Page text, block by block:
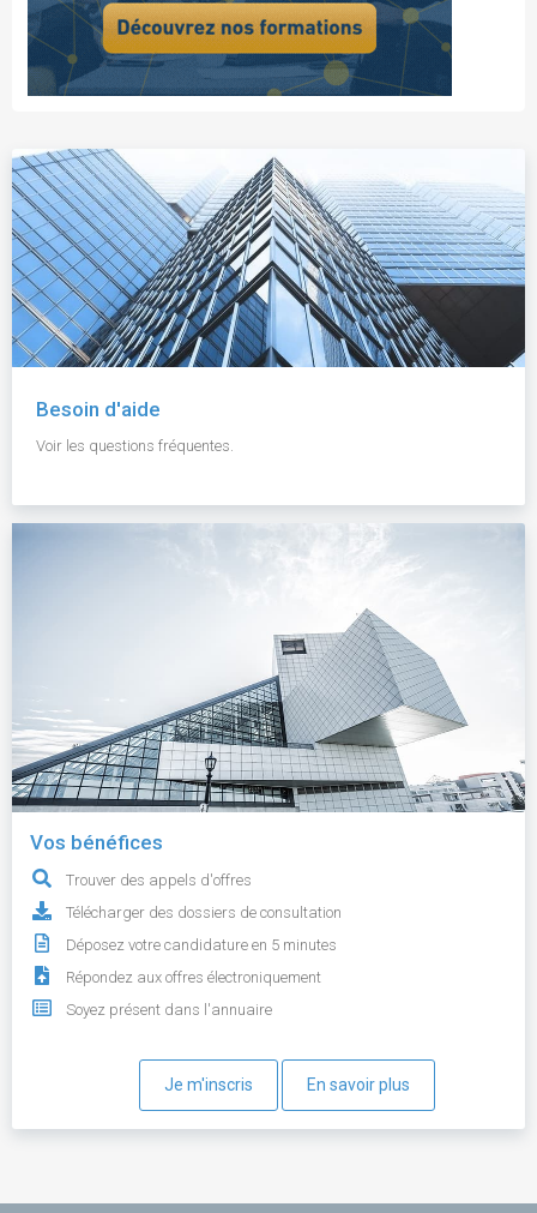
Besoin d'aide
Voir les questions fréquentes.
Vos bénéfices
Trouver des appels d'offres
Télécharger des dossiers de consultation
Déposez votre candidature en 5 minutes
Répondez aux offres électroniquement
Soyez présent dans l'annuaire
Je m'inscris En savoir plus